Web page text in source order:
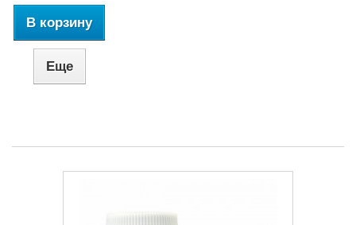
В корзину
Еще